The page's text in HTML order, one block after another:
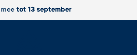
tot 13 september